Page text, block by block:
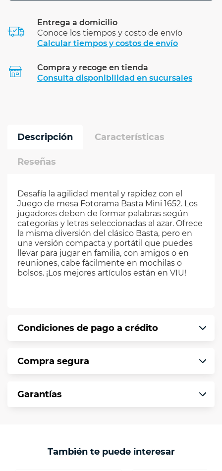
Entrega a domicilio
Conoce los tiempos y costo de envío
Calcular tiempos y costos de envío
Compra y recoge en tienda
Consulta disponibilidad en sucursales
Descripción Características
Reseñas
Desafía la agilidad mental y rapidez con el
Juego de mesa Fotorama Basta Mini 1652. Los
jugadores deben de formar palabras según
categorías y letras seleccionadas al azar. Ofrece
la misma diversión del clásico Basta, pero en
una versión compacta y portátil que puedes
llevar para jugar en familia, con amigos o en
reuniones, cabe fácilmente en mochilas o
bolsos. ¡Los mejores artículos están en VIU!
Condiciones de pago a crédito
puntualmente. Al finalizar tu compra generas
*Sujeto a aprobación de crédito conforme a
norma de VIU.
Compra segura
segura de principio a fin.
- Certificados de seguridad SSL y Encriptación
Garantías
También te puede interesar